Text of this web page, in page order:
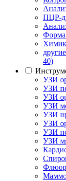
ПЦР-
40)
УЗИ
УЗИ
УЗИ
УЗИ
УЗИ
УЗИ
УЗИ
УЗИ